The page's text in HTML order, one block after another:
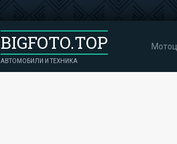
BIGFOTO.TOP
АВТОМОБИЛИ И ТЕХНИКА